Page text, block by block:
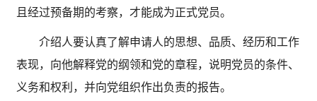
且经过预备期的考察，才能成为正式党员。
介绍人要认真了解申请人的思想、品质、经历和工作
表现，向他解释党的纲领和党的章程，说明党员的条件、
义务和权利，并向党组织作出负责的报告。